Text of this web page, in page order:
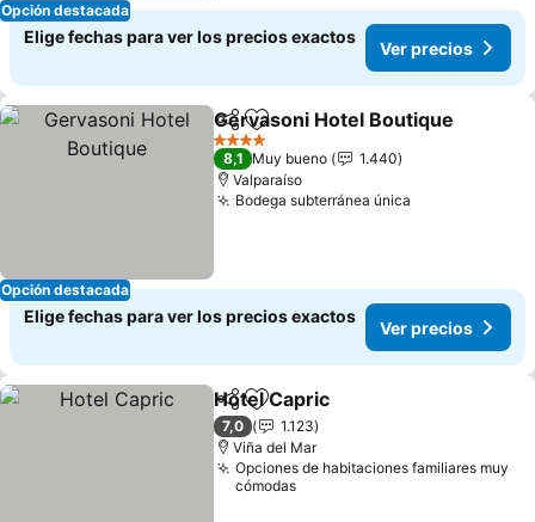
Opción destacada
Elige fechas para ver los precios exactos
Ver precios
Opción destacada
CompartirAgregar a favoritos
Gervasoni Hotel Boutique
4 Estrellas
8,1 Muy bueno
1.440
Valparaíso
Bodega subterránea única
Elige fechas para ver los precios exactos
Ver precios
CompartirAgregar a favoritos
Hotel Capric
7,0
1.123
Viña del Mar
Opciones de habitaciones familiares muy
cómodas